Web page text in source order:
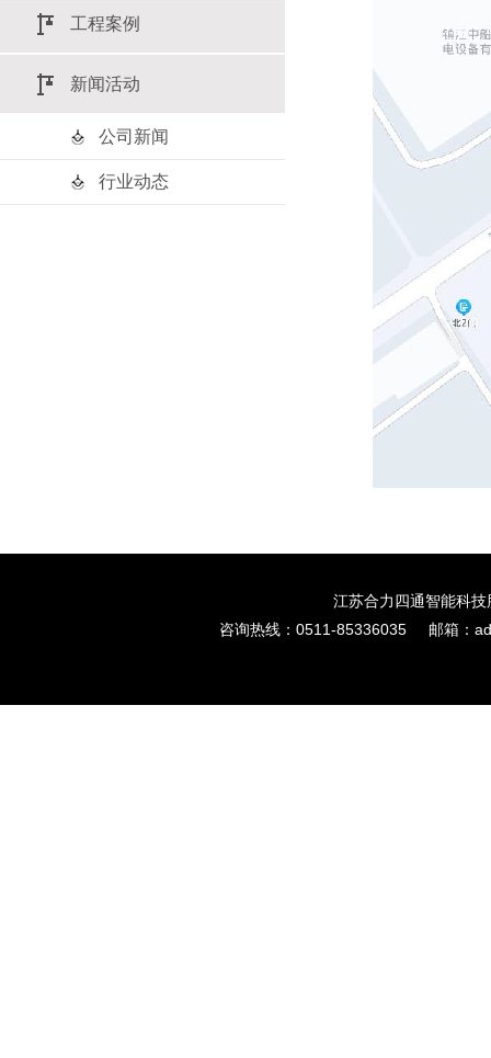
工程案例
新闻活动
公司新闻
行业动态
江苏合力四通智能科
咨询热线：0511-85336035
邮箱：